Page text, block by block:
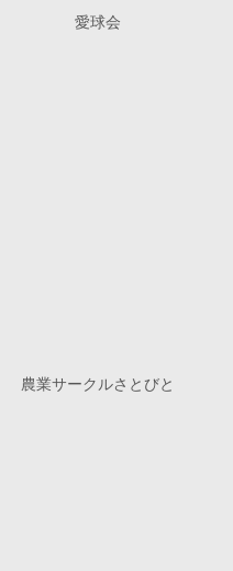
愛球会
農業サークルさとびと